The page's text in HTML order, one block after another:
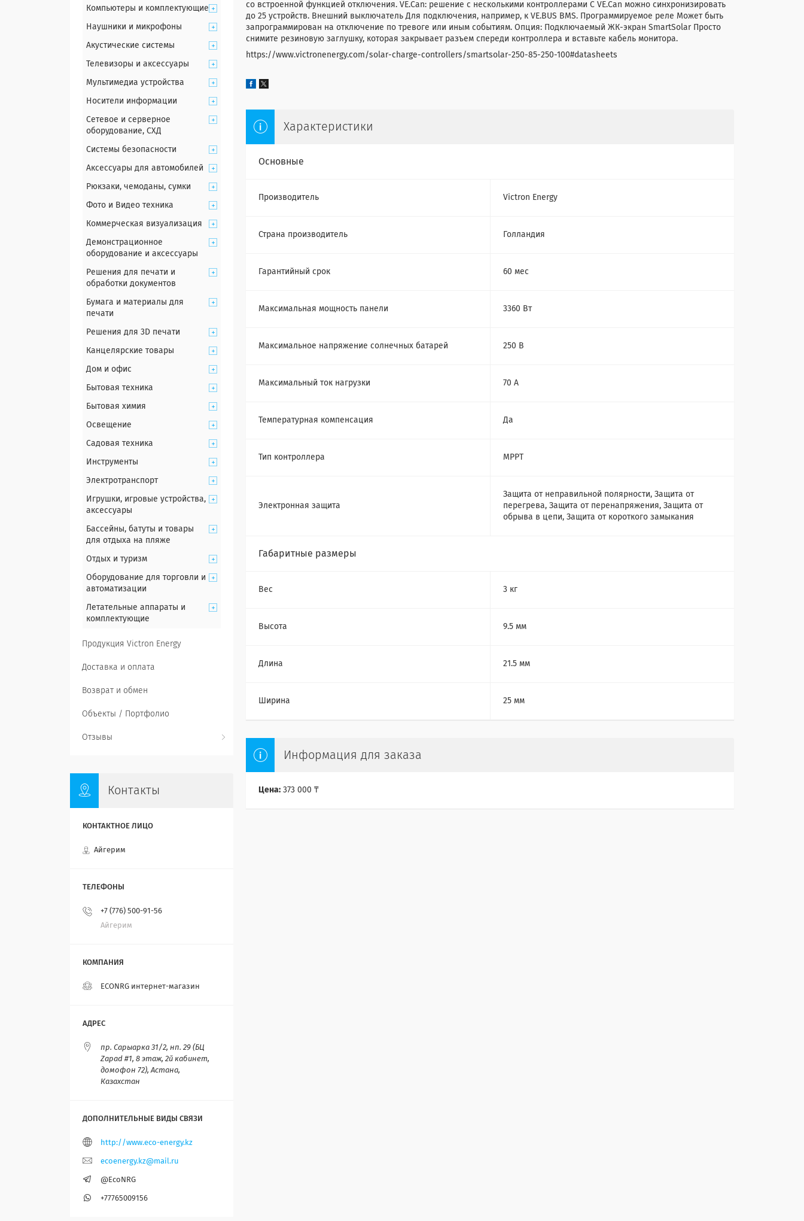
со встроенной функцией отключения. VE.Can: решение с несколькими контроллерами С VE.Can можно синхронизировать
до 25 устройств. Внешний выключатель Для подключения, например, к VE.BUS BMS. Программируемое реле Может быть
запрограммирован на отключение по тревоге или иным событиям. Опция: Подключаемый ЖК-экран SmartSolar Просто
снимите резиновую заглушку, которая закрывает разъем спереди контроллера и вставьте кабель монитора.
https://www.victronenergy.com/solar-charge-controllers/smartsolar-250-85-250-100#datasheets
Характеристики
Основные
Производитель Victron Energy
Страна производитель Голландия
Гарантийный срок 60 мес
Максимальная мощность панели 3360 Вт
Максимальное напряжение солнечных батарей 250 В
Максимальный ток нагрузки 70 А
Температурная компенсация Да
Тип контроллера MPPT
Электронная защита
Защита от неправильной полярности, Защита от
перегрева, Защита от перенапряжения, Защита от
обрыва в цепи, Защита от короткого замыкания
Габаритные размеры
Вес 3 кг
Высота 9.5 мм
Длина 21.5 мм
Ширина 25 мм
Информация для заказа
Цена: 373 000 ₸
Компьютеры и комплектующие
Наушники и микрофоны
Акустические системы
Телевизоры и аксессуары
Мультимедиа устройства
Носители информации
Сетевое и серверное
оборудование, СХД
Системы безопасности
Аксессуары для автомобилей
Рюкзаки, чемоданы, сумки
Фото и Видео техника
Коммерческая визуализация
Демонстрационное
оборудование и аксессуары
Решения для печати и
обработки документов
Бумага и материалы для
печати
Решения для 3D печати
Канцелярские товары
Дом и офис
Бытовая техника
Бытовая химия
Освещение
Садовая техника
Инструменты
Электротранспорт
Игрушки, игровые устройства,
аксессуары
Бассейны, батуты и товары
для отдыха на пляже
Отдых и туризм
Оборудование для торговли и
автоматизации
Летательные аппараты и
комплектующие
Продукция Victron Energy
Доставка и оплата
Возврат и обмен
Объекты / Портфолио
Отзывы
Контакты
Айгерим
+7 (776) 500-91-56
Айгерим
ECONRG интернет-магазин
пр. Сарыарка 31/2, нп. 29 (БЦ
Zapad #1, 8 этаж, 2й кабинет,
домофон 72), Астана,
Казахстан
http://www.eco-energy.kz
ecoenergy.kz@mail.ru
@EcoNRG
+77765009156